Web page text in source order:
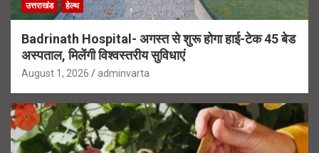
उत्तराखंड हेल्थ
Badrinath Hospital- अगस्त से शुरू होगा हाई-टेक 45 बेड
अस्पताल, मिलेंगी विश्वस्तरीय सुविधाएं
August 1, 2026 adminvarta